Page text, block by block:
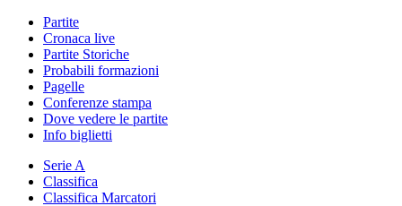
Partite
Cronaca live
Partite Storiche
Probabili formazioni
Pagelle
Conferenze stampa
Dove vedere le partite
Info biglietti
Serie A
Classifica
Classifica Marcatori